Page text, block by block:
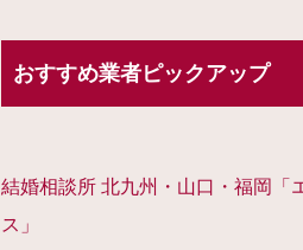
おすすめ業者ピックアップ
結婚相談所 北九州・山口・福岡「
ス」